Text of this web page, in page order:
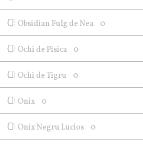
Obsidian Fulg de Nea 0
Ochi de Pisica 0
Ochi de Tigru 0
Onix 0
Onix Negru Lucios 0